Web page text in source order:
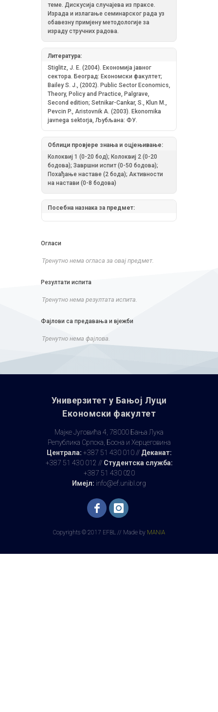
теме. Дискусија случајева из праксе.
Израда и излагање семинарског рада уз
обавезну примјену методологије за
израду стручних радова.
Литература:
Stiglitz, J. E. (2004). Економија јавног
сектора. Београд: Економски факултет;
Bailey S. J., (2002). Public Sector Economics,
Theory, Policy and Practice, Palgrave,
Second edition; Setnikar-Cankar, S., Klun M.,
Pevcin P., Aristovnik A. (2003). Ekonomika
javnega sektorja, Љубљана: ФУ.
Облици провјере знања и оцјењивање:
Колоквиј 1 (0-20 бод); Колоквиј 2 (0-20
бодова); Завршни испит (0-50 бодова);
Похађање наставе (2 бода); Активности
на настави (0-8 бодова)
Посебна назнака за предмет:
Огласи
Тренутно нема огласа за овај предмет.
Резултати испита
Тренутно нема резултата испита.
Фајлови са предавања и вјежби
Тренутно нема фајлова.
Универзитет у Бањoj Луци
Економски факултет
Мајке Југовића 4, 78000 Бања Лука
Република Српска, Босна и Херцеговина
Централа: +387 51 430 010 // Деканат:
+387 51 430 012 // Студентска служба:
+387 51 430 020
Имејл: info@ef.unibl.org
Copyrights © 2017 EFBL // Made by MANIA